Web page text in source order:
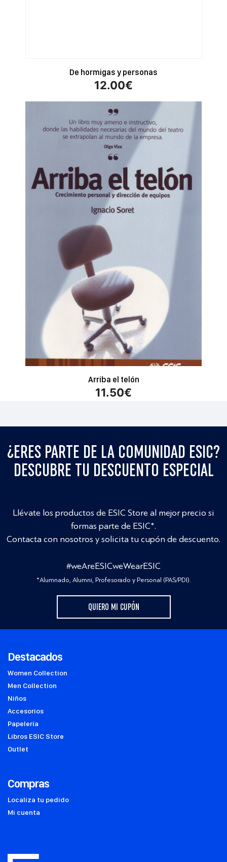
De hormigas y personas
12.00€
Arriba el telón
11.50€
¿ERES PARTE DE LA COMUNIDAD ESIC?
DESCUBRE TU DESCUENTO ESPECIAL
Llévate los productos de ESIC Store al mejor precio si
formas parte de ESIC*.
Contacta con nosotros y solicita tu cupón de descuento.
#weAreESICweWearESIC
*Alumnado, Alumni, Profesorado y Personal (PAS/PDI).
QUIERO MI CUPÓN
Destacados
Women Collection
Men Collection
Niños
Accesorios
Papelería
Libros ESIC Store
Outlet
Compras
Localiza tu pedido
Mi cuenta